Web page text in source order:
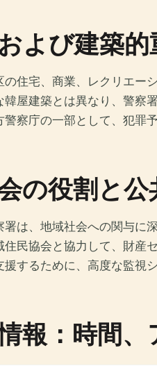
よび建築的
の住宅、商業、レクリエー
韓屋建築とは異なり、警察
察庁の一部として、犯罪
の役割と
署は、地域社会への関与に
住民協会と協力して、財産
するために、高度な監視
報：時間